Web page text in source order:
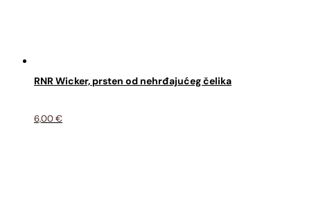
RNR Wicker, prsten od nehrđajućeg čelika
6,00€